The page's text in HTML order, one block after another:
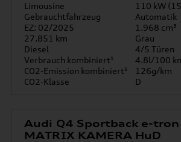
Limousine
110 kW
Gebrauchtfahrzeug
Automatik
EZ: 02/2025
1.968 cm³
27.851 km
Grau
Diesel
4/5 Türen
Verbrauch kombiniert¹
4.8l/100
CO2-Emission kombiniert¹
126g/km
CO2-Klasse
D
Audi Q4 Sportback e-tron
MATRIX KAMERA HuD